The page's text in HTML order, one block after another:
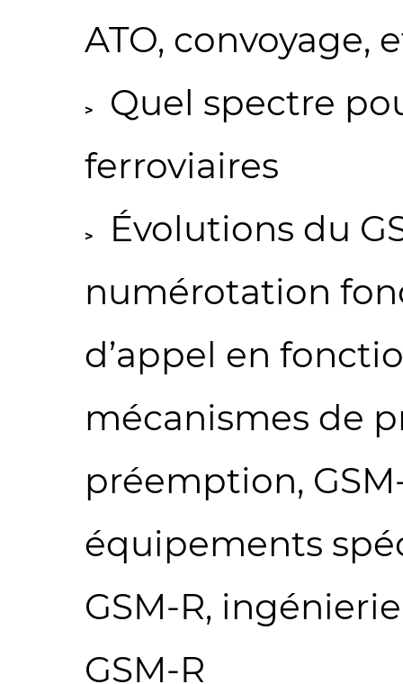
ATO, convoyage,
Quel spectre
ferroviaires
Évolutions du
numérotation
d’appel en
mécanismes de
préemption,
équipements
GSM-R,
GSM-R